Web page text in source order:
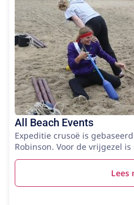
All Beach Events
Expeditie crusoë is
Robinson. Voor de vrijgezel is
Lees